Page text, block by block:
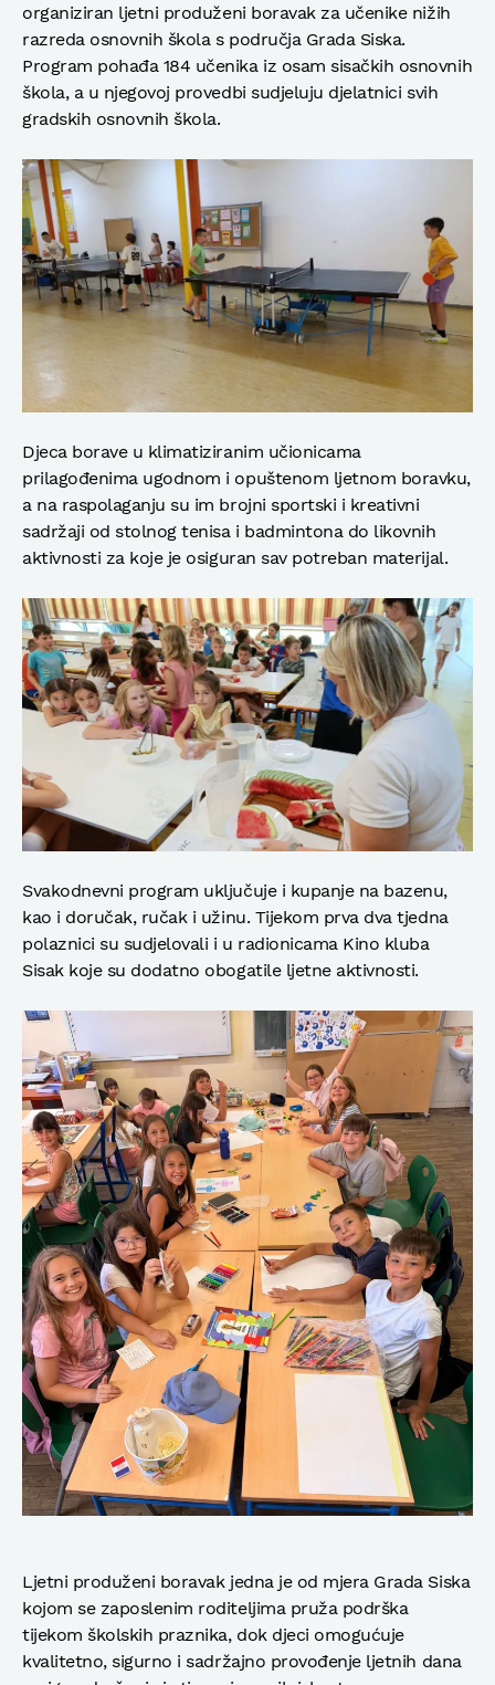
organiziran ljetni produženi boravak za učenike nižih
razreda osnovnih škola s područja Grada Siska.
Program pohađa 184 učenika iz osam sisačkih osnovnih
škola, a u njegovoj provedbi sudjeluju djelatnici svih
gradskih osnovnih škola.
Djeca borave u klimatiziranim učionicama
prilagođenima ugodnom i opuštenom ljetnom boravku,
a na raspolaganju su im brojni sportski i kreativni
sadržaji od stolnog tenisa i badmintona do likovnih
aktivnosti za koje je osiguran sav potreban materijal.
Svakodnevni program uključuje i kupanje na bazenu,
kao i doručak, ručak i užinu. Tijekom prva dva tjedna
polaznici su sudjelovali i u radionicama Kino kluba
Sisak koje su dodatno obogatile ljetne aktivnosti.
Ljetni produženi boravak jedna je od mjera Grada Siska
kojom se zaposlenim roditeljima pruža podrška
tijekom školskih praznika, dok djeci omogućuje
kvalitetno, sigurno i sadržajno provođenje ljetnih dana